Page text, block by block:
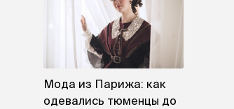
Мода из Парижа: как
одевались тюменцы до